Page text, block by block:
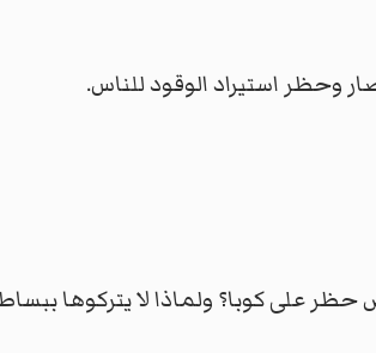
وحظر استيراد الوقود للناس.
حظر على كوبا؟ ولماذا لا يتركوها